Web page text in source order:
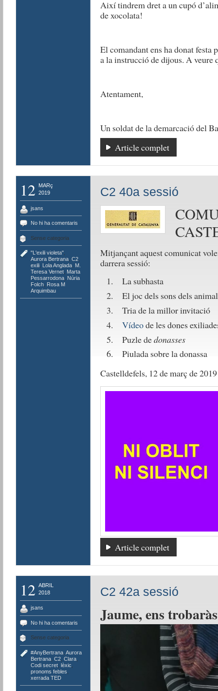
Així tindrem dret a un cupó
de xocolata!
El comandant ens ha donat festa
a la instrucció de dijous. A veure
Atentament,
Un soldat de la demarcació del
Article complet
12
MARç
2019
jsans
No hi ha comentaris
Sense categoria
"L'exili violeta",
Aurora Bertrana, C2,
exili, Lola Anglada, M.
Teresa Vernet, Marta
Pessarrodona, Núria
Folch, Rosa M
Arquimbau
C2 40a sessió
Mitjançant aquest comunicat
darrera sessió:
La subhasta
El joc dels sons dels
Tria de la millor invitació
Vídeode les dones
Puzle dedonasses
Piulada sobre la donassa
Castelldefels, 12 de març de 2019
Article complet
12 ABRIL
2018
jsans
No hi ha comentaris
Sense categoria
#AnyBertrana, Aurora
Bertrana, C2, Clara,
Codi secret, lèxic
pronoms febles
xerrada TED
C2 42a sessió
Jaume, ens